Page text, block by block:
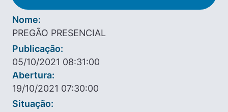
Nome:
PREGÃO PRESENCIAL
Publicação:
05/10/2021 08:31:00
Abertura:
19/10/2021 07:30:00
Situação: